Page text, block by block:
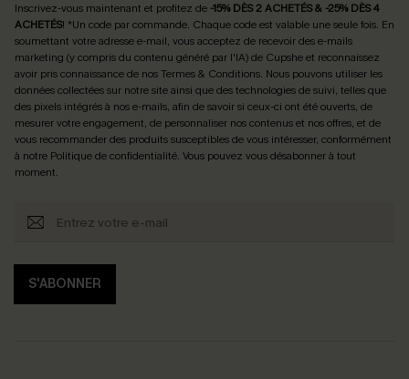
Inscrivez-vous maintenant et profitez de -15% DÈS 2 ACHETÉS & -25% DÈS 4
ACHETÉS! *Un code par commande. Chaque code est valable une seule fois. En
soumettant votre adresse e-mail, vous acceptez de recevoir des e-mails
marketing (y compris du contenu généré par l'IA) de Cupshe et reconnaissez
avoir pris connaissance de nosTermes & Conditions. Nous pouvons utiliser les
données collectées sur notre site ainsi que des technologies de suivi, telles que
des pixels intégrés à nos e-mails, afin de savoir si ceux-ci ont été ouverts, de
mesurer votre engagement, de personnaliser nos contenus et nos offres, et de
vous recommander des produits susceptibles de vous intéresser, conformément
à notre Politique de confidentialité. Vous pouvez vous désabonner à tout
moment.
S'ABONNER